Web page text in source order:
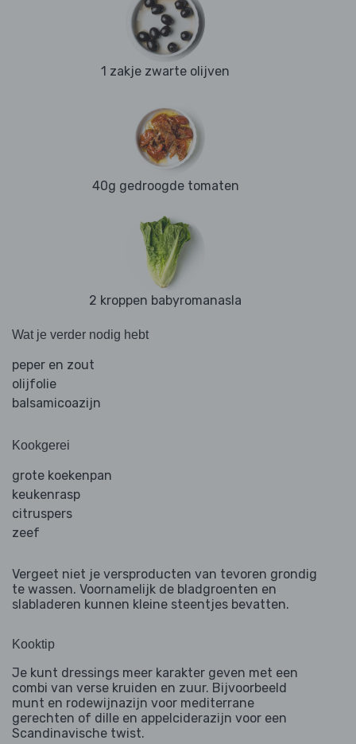
1 zakje zwarte olijven
40g gedroogde tomaten
2 kroppen babyromanasla
Wat je verder nodig hebt
peper en zout
olijfolie
balsamicoazijn
Kookgerei
grote koekenpan
keukenrasp
citruspers
zeef
Vergeet niet je versproducten van tevoren grondig
te wassen. Voornamelijk de bladgroenten en
slabladeren kunnen kleine steentjes bevatten.
Kooktip
Je kunt dressings meer karakter geven met een
combi van verse kruiden en zuur. Bijvoorbeeld
munt en rodewijnazijn voor mediterrane
gerechten of dille en appelciderazijn voor een
Scandinavische twist.